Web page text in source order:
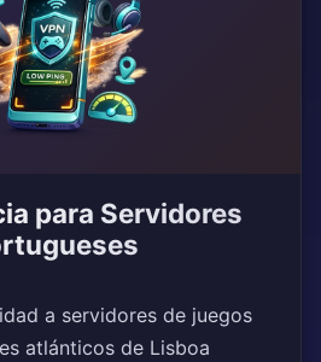
para Servidores
a servidores de juegos
atlánticos de Lisboa